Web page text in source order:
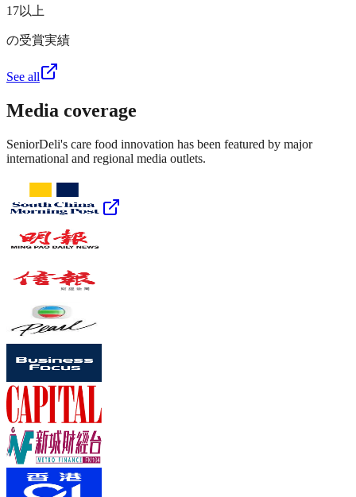
17以上
の受賞実績
See all
Media coverage
SeniorDeli's care food innovation has been featured by major
international and regional media outlets.